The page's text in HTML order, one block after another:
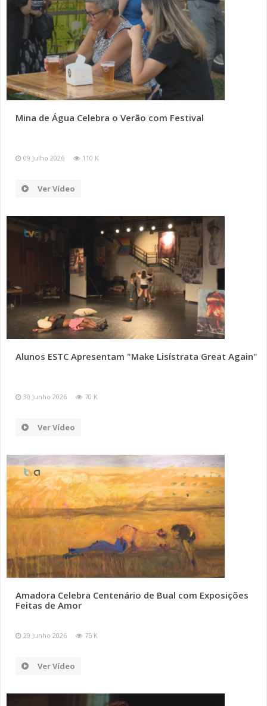
Mina de Água Celebra o Verão com Festival
09 Julho 2026 110 K
Ver Vídeo
Alunos ESTC Apresentam "Make Lisístrata Great Again"
30 Junho 2026 70 K
Ver Vídeo
Amadora Celebra Centenário de Bual com Exposições
Feitas de Amor
29 Junho 2026 75 K
Ver Vídeo